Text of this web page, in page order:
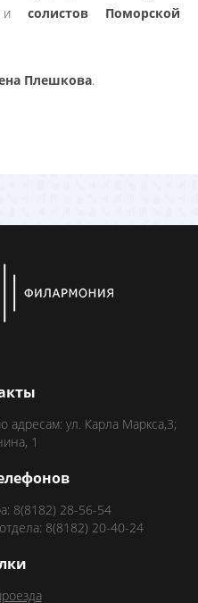
исолистов Поморской
Плешкова.
адресам: ул. Карла Маркса,3;
1
8(8182) 28-56-54
8(8182) 20-40-24